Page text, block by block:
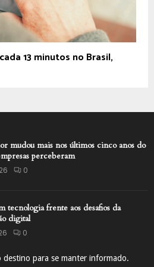
13 minutos no Brasil,
mudou mais nos últimos cinco anos do
perceberam
0
tecnologia frente aos desafios da
digital
0
destino para se manter informado.